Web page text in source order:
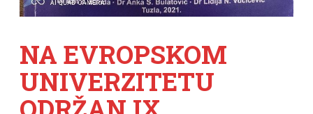
NA EVROPSKOM
UNIVERZITETU